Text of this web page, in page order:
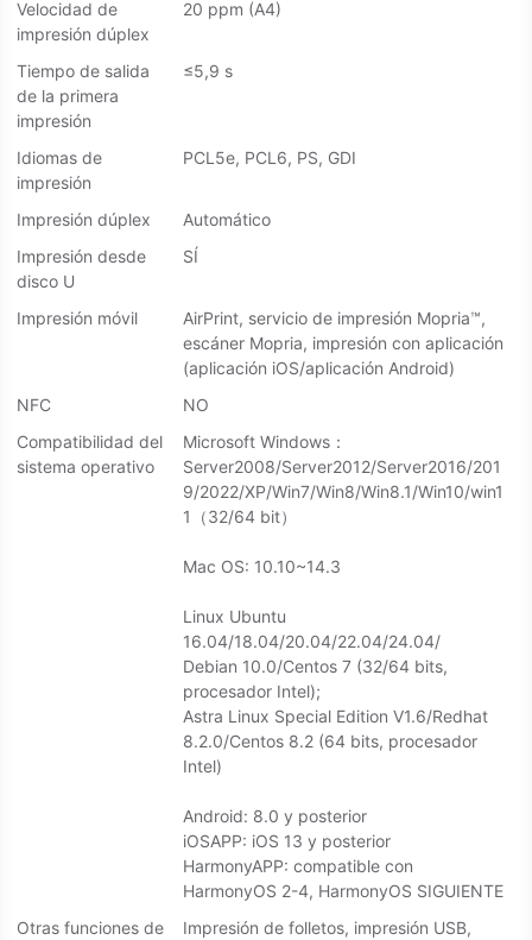
Velocidad de
impresión dúplex
20 ppm (A4)
Tiempo de salida
de la primera
impresión
≤5,9 s
Idiomas de
impresión
PCL5e, PCL6, PS, GDI
Impresión dúplex
Automático
Impresión desde
disco U
SÍ
Impresión móvil
AirPrint, servicio de impresión Mopria™,
escáner Mopria, impresión con aplicación
(aplicación iOS/aplicación Android)
NFC
NO
Compatibilidad del
sistema operativo
Microsoft Windows：
Server2008/Server2012/Server2016/201
9/2022/XP/Win7/Win8/Win8.1/Win10/win1
1（32/64 bit）
Mac OS: 10.10~14.3
Linux Ubuntu
16.04/18.04/20.04/22.04/24.04/
Debian 10.0/Centos 7 (32/64 bits,
procesador Intel);
Astra Linux Special Edition V1.6/Redhat
8.2.0/Centos 8.2 (64 bits, procesador
Intel)
Android: 8.0 y posterior
iOSAPP: iOS 13 y posterior
HarmonyAPP: compatible con
HarmonyOS 2-4, HarmonyOS SIGUIENTE
Otras funciones de
Impresión de folletos, impresión USB,